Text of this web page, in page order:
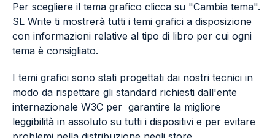
Per scegliere il tema grafico clicca su "Cambia tema".
SL Write ti mostrerà tutti i temi grafici a disposizione
con informazioni relative al tipo di libro per cui ogni
tema è consigliato.
I temi grafici sono stati progettati dai nostri tecnici in
modo da rispettare gli standard richiesti dall'ente
internazionale W3C per garantire la migliore
leggibilità in assoluto su tutti i dispositivi e per evitare